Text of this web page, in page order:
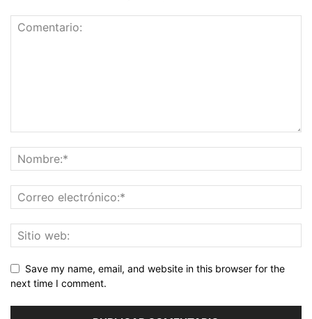
Save my name, email, and website in this browser for the
next time I comment.